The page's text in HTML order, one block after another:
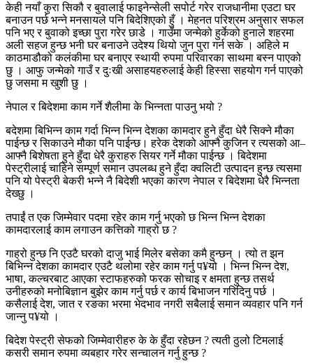
केही नयाँ कुरा सिकौ र बुवालाई फाइनेन्सेली सपोर्ट गरेर राजधानीमा एउटा घर
बनाउन पर्छ भन्ने मनसायले पनि बिदेशिएको हुँ । मेहनत परिश्रम अनुसार सफल
पनि भए र बुवाको इच्छा पुरा गरेर छाडे । गाउँमा जन्मेको हुर्केको हुनाले शहरमा
अली सहज हुन्छ भनी घर बनाउने उदेश्य थियो जुन पुरा गर्न सके । अहिले म
काठमाडौको कलंकीमा घर बनाएर स्थायी रुपमा परिवारका साथमा बस्न पाएको
छु । आफु जन्मेको गाउँ र दुःखी असाहयहरुलाई केही हिस्सा सहयोग गर्न पाएको
छु जसमा म खुशी छु ।
नेपाल र बिदेशमा काम गर्ने शैलीमा के भिन्नता पाउनु भयो ?
बदेशमा बिभिन्न काम गर्दा भिन्न भिन्न देशका कामदार हुने हुँदा धेरै सिक्ने मौका
पाईन्छ र सिकाउने मौका पनि पाईन्छ। हरेक देशको आफ्नै कुजिन र त्यसको आ–
आफ्नै बिशेषता हुने हुँदा धेरै कुराहरु सियर गर्ने मौका पाईन्छ । बिदेशमा
पेस्ट्रीलाई चाहिने सम्पूर्ण समान उपलब्ध हुने हुँदा क्वलिटी उत्पादन हुन्छ त्यसमा
पनि यो पेस्ट्री बेकरी भन्ने नै बिदेशी भएका कारण नेपाल र बिदेशमा धेरै भिन्नता
देख्छु ।
तपाईं त एक जिम्मेवार पदमा रहेर काम गर्नु भएको छ भिन्न भिन्न देशका
कामदारलाई काम लगाउन कत्तिको गाह्रो छ ?
गाह्रो हुन्छ नि एउटै घरको दाजु भाई मिलेर बसेका कमै हुन्छन् । त्यो त झन
बिभिन्न देशका कामदार एउटै थलोमा रहेर काम गर्नु प¥यो । भिन्न भिन्न देश,
भाषा, कल्चरबाट आएका स्टाफहरुको फरक सोचाइ र क्षमता हुन्छ तसर्थ
उनीहरुको मनोबिज्ञान बुझेर काम गर्नु पर्छ र कार्य बिभाजन गरिदिनु पर्छ ।
कसैलाई देश, जात र रङका भरमा भेदभाव नगरी सबैलाई समान व्यवहार पनि गर्न
जान्नु प¥यो ।
बिदेश पेस्ट्री सेफको जिम्मेवारीहरु के के हुँदा रहेछन ? त्यती ठुलो टिमलाई
कसरी समान रुपमा व्यबहार गरेर सन्चालन गर्नु हुन्छ ?